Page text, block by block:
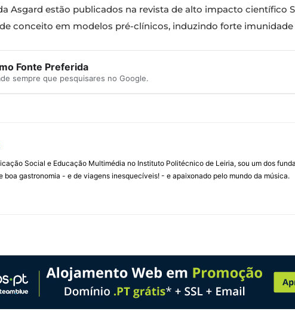
Asgard estão publicados na revista de alto impacto científico
conceito em modelos pré-clínicos, induzindo forte
Fonte Preferida
sempre que pesquisares no Google.
Social e Educação Multimédia no Instituto Politécnico de Leiria, sou um dos
boa gastronomia - e de viagens inesquecíveis! - e apaixonado pelo mundo da música.